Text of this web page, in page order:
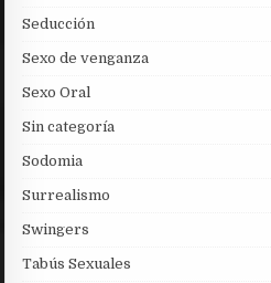
Seducción
Sexo de venganza
Sexo Oral
Sin categoría
Sodomia
Surrealismo
Swingers
Tabús Sexuales